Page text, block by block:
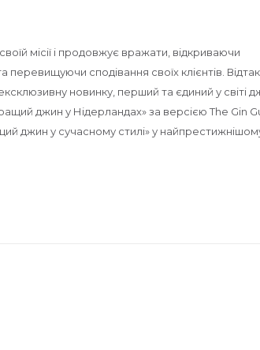
місії і продовжує вражати, відкриваючи
перевищуючи сподівання своїх клієнтів.
новинку, перший та єдиний у світі
джин у Нідерландах» за версією The Gin
джин у сучасному стилі» у